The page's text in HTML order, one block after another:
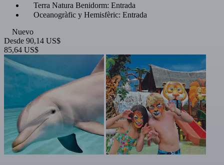
Terra Natura Benidorm: Entrada
Oceanogràfic y Hemisfèric: Entrada
Nuevo
Desde 90,14 US$
85,64 US$